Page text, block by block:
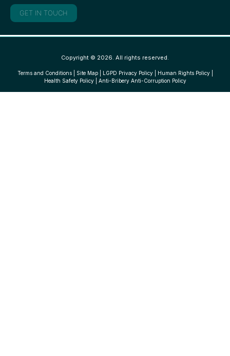
GET IN TOUCH
Copyright © 2026. All rights reserved.
Terms and Conditions| Site Map| LGPD Privacy Policy| Human Rights Policy|
Health Safety Policy| Anti-Bribery Anti-Corruption Policy